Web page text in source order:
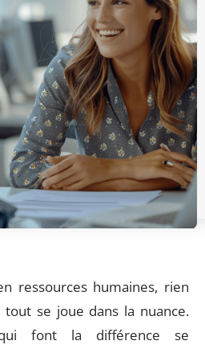
ressources humaines, rien
tout se joue dans la nuance.
font la différence se